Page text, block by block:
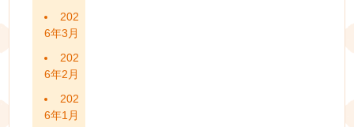
202
6年3月
202
6年2月
202
6年1月